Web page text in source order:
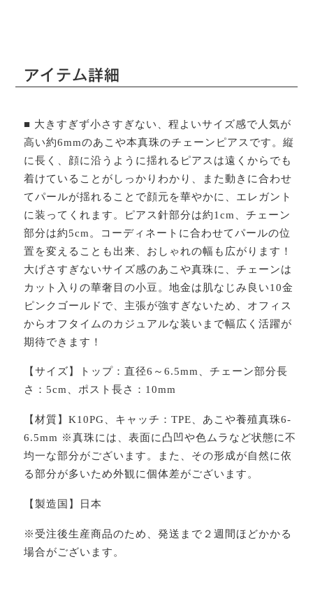
アイテム詳細
■ 大きすぎず小さすぎない、程よいサイズ感で人気が
高い約6mmのあこや本真珠のチェーンピアスです。縦
に長く、顔に沿うように揺れるピアスは遠くからでも
着けていることがしっかりわかり、また動きに合わせ
てパールが揺れることで顔元を華やかに、エレガント
に装ってくれます。ピアス針部分は約1cm、チェーン
部分は約5cm。コーディネートに合わせてパールの位
置を変えることも出来、おしゃれの幅も広がります！
大げさすぎないサイズ感のあこや真珠に、チェーンは
カット入りの華奢目の小豆。地金は肌なじみ良い10金
ピンクゴールドで、主張が強すぎないため、オフィス
からオフタイムのカジュアルな装いまで幅広く活躍が
期待できます！
【サイズ】トップ：直径6～6.5mm、チェーン部分長
さ：5cm、ポスト長さ：10mm
【材質】K10PG、キャッチ：TPE、あこや養殖真珠6-
6.5mm ※真珠には、表面に凸凹や色ムラなど状態に不
均一な部分がございます。また、その形成が自然に依
る部分が多いため外観に個体差がございます。
【製造国】日本
※受注後生産商品のため、発送まで２週間ほどかかる
場合がございます。